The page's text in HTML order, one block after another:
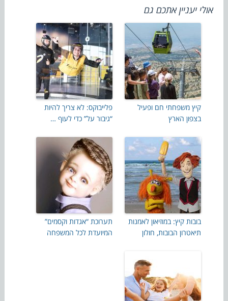
אולי יעניין אתכם גם
קיץ משפחתי חם ופעיל
בצפון הארץ
פלייבוקס: לא צריך להיות
“גיבור על” כדי לעוף …
בובות קיץ: במוזיאון לאמנות
תיאטרון הבובות, חולון
תערוכת “אגדות וקסמים”
המיועדת לכל המשפחה